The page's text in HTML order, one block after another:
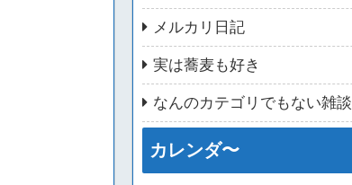
メルカリ日記
実は蕎麦も好き
なんのカテゴリでもない雑談
カレンダ〜